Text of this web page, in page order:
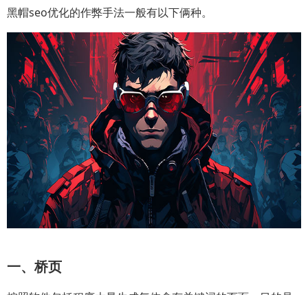
黑帽seo优化的作弊手法一般有以下俩种。
一、桥页